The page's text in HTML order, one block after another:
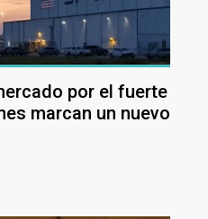
por el fuerte
marcan un nuevo